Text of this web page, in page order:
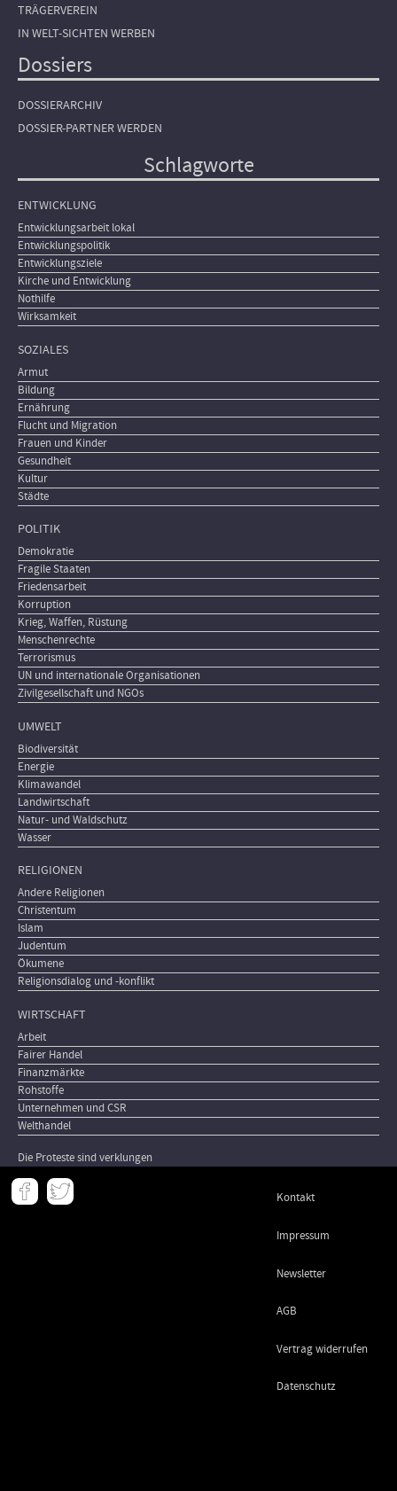
TRÄGERVEREIN
IN WELT-SICHTEN WERBEN
Dossiers
DOSSIERARCHIV
DOSSIER-PARTNER WERDEN
Schlagworte
ENTWICKLUNG
Entwicklungsarbeit lokal
Entwicklungspolitik
Entwicklungsziele
Kirche und Entwicklung
Nothilfe
Wirksamkeit
SOZIALES
Armut
Bildung
Ernährung
Flucht und Migration
Frauen und Kinder
Gesundheit
Kultur
Städte
POLITIK
Demokratie
Fragile Staaten
Friedensarbeit
Korruption
Krieg, Waffen, Rüstung
Menschenrechte
Terrorismus
UN und internationale Organisationen
Zivilgesellschaft und NGOs
UMWELT
Biodiversität
Energie
Klimawandel
Landwirtschaft
Natur- und Waldschutz
Wasser
RELIGIONEN
Andere Religionen
Christentum
Islam
Judentum
Ökumene
Religionsdialog und -konflikt
WIRTSCHAFT
Arbeit
Fairer Handel
Finanzmärkte
Rohstoffe
Unternehmen und CSR
Welthandel
Die Proteste sind verklungen
Meta
- Kontakt
Impressum
Newsletter
AGB
Vertrag widerrufen
Datenschutz